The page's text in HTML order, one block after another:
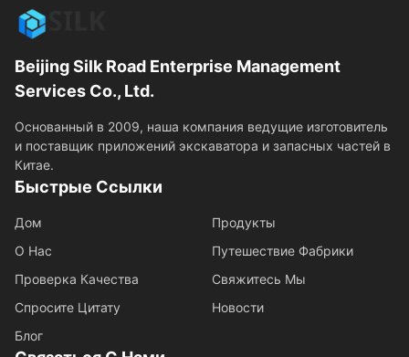
Beijing Silk Road Enterprise Management
Services Co., Ltd.
Основанный в 2009, наша компания ведущие изготовитель
и поставщик приложений экскаватора и запасных частей в
Китае.
Быстрые Ссылки
Дом
Продукты
О Нас
Путешествие Фабрики
Проверка Качества
Свяжитесь Мы
Спросите Цитату
Новости
Блог